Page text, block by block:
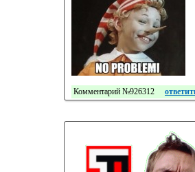
Комментарий №926312